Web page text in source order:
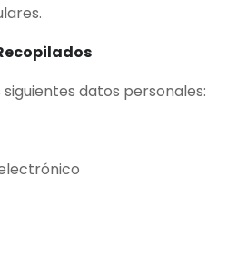
datos personales: